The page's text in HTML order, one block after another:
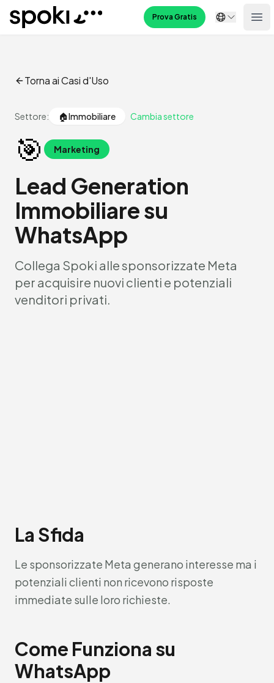
Spoki Prova Gratis
Torna ai Casi d'Uso
Settore: 🏠Immobiliare Cambia settore
🎯 Marketing
Lead Generation
Immobiliare su
WhatsApp
Collega Spoki alle sponsorizzate Meta
per acquisire nuovi clienti e potenziali
venditori privati.
La Sfida
Le sponsorizzate Meta generano interesse ma i
potenziali clienti non ricevono risposte
immediate sulle loro richieste.
Come Funziona su
WhatsApp